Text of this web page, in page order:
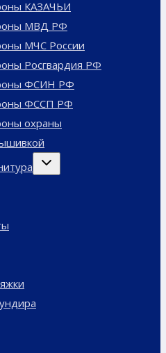
КАЗАЧЬИ
МВД РФ
МЧС России
Росгвардия РФ
ФСИН РФ
ФССП РФ
охраны
Переключить